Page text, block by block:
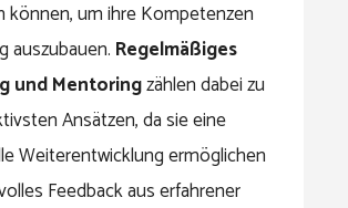
können, um ihre Kompetenzen
auszubauen. Regelmäßiges
und Mentoringzählen dabei zu
Ansätzen, da sie eine
Weiterentwicklung ermöglichen
Feedback aus erfahrener